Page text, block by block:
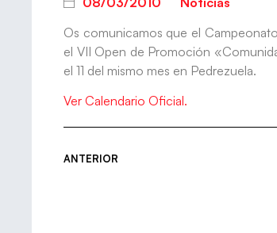
Os comunicamos que el
el VII Open de Promoción
el 11 del mismo mes en Pedrezuela.
Ver Calendario Oficial.
ANTERIOR